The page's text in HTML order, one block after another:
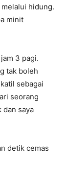
hidung.
minit
3 pagi.
tak boleh
sebagai
seorang
dan saya
detik cemas